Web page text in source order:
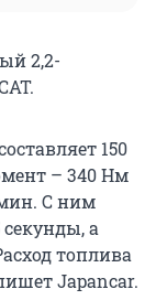
2,2-
150
– 340 Нм
С ним
секунды, а
топлива
Japancar.